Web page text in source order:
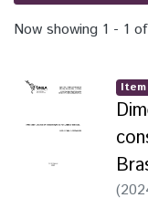
Now showing 1 - 1
Item
(